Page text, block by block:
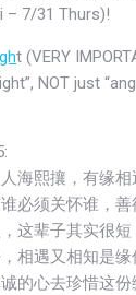
– 7/31 Thurs)!
t (VERY
NOT just
海熙攘，有缘
必须关怀谁，
这辈子其实很短
相遇又相知是
的心去珍惜这份